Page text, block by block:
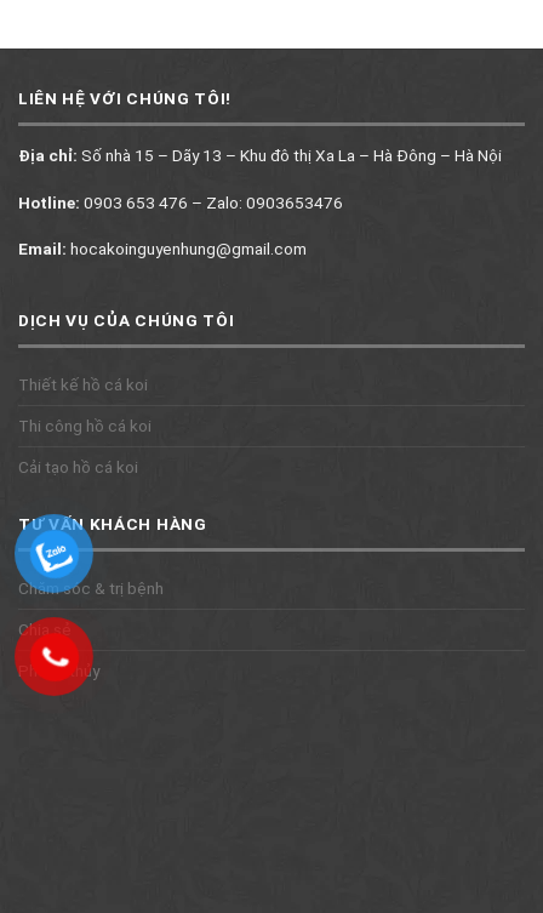
LIÊN HỆ VỚI CHÚNG TÔI!
Địa chỉ: Số nhà 15 – Dãy 13 – Khu đô thị Xa La – Hà Đông – Hà Nội
Hotline: 0903 653 476 – Zalo: 0903653476
Email: hocakoinguyenhung@gmail.com
DỊCH VỤ CỦA CHÚNG TÔI
Thiết kế hồ cá koi
Thi công hồ cá koi
Cải tạo hồ cá koi
TƯ VẤN KHÁCH HÀNG
Chăm sóc & trị bệnh
Chia sẻ
Phong thủy